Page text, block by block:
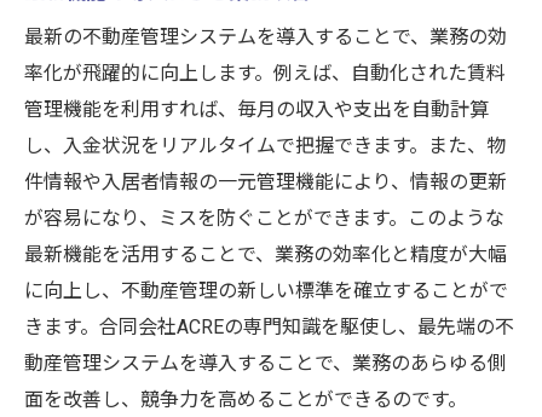
最新の不動産管理システムを導入することで、業務の効
率化が飛躍的に向上します。例えば、自動化された賃料
管理機能を利用すれば、毎月の収入や支出を自動計算
し、入金状況をリアルタイムで把握できます。また、物
件情報や入居者情報の一元管理機能により、情報の更新
が容易になり、ミスを防ぐことができます。このような
最新機能を活用することで、業務の効率化と精度が大幅
に向上し、不動産管理の新しい標準を確立することがで
きます。合同会社ACREの専門知識を駆使し、最先端の不
動産管理システムを導入することで、業務のあらゆる側
面を改善し、競争力を高めることができるのです。